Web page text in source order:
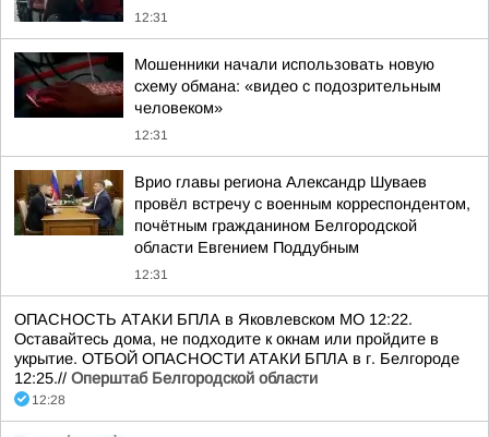
12:31
Мошенники начали использовать новую
схему обмана: «видео с подозрительным
человеком»
12:31
Врио главы региона Александр Шуваев
провёл встречу с военным корреспондентом,
почётным гражданином Белгородской
области Евгением Поддубным
12:31
ОПАСНОСТЬ АТАКИ БПЛА в Яковлевском МО 12:22.
Оставайтесь дома, не подходите к окнам или пройдите в
укрытие. ОТБОЙ ОПАСНОСТИ АТАКИ БПЛА в г. Белгороде
12:25.// Оперштаб Белгородской области
12:28